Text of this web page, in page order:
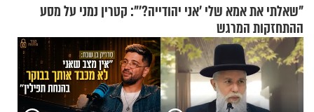
"שאלתי את אמא שלי 'אני יהודייה?'": קטרין נמני על מסע
ההתחזקות המרגש